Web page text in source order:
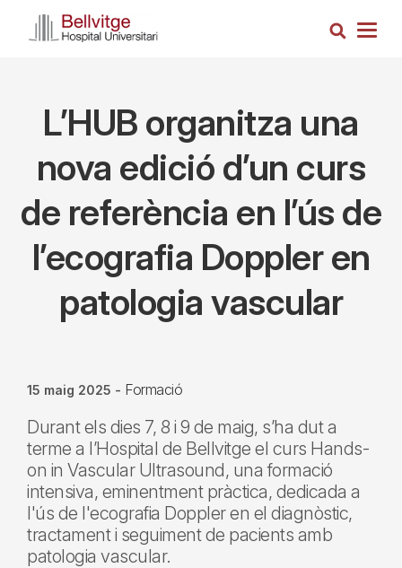
Cerca
L’HUB organitza una
nova edició d’un curs
de referència en l’ús de
l’ecografia Doppler en
patologia vascular
15 maig 2025 - Formació
Durant els dies 7, 8 i 9 de maig, s’ha dut a
terme a l’Hospital de Bellvitge el curs Hands-
on in Vascular Ultrasound, una formació
intensiva, eminentment pràctica, dedicada a
l'ús de l'ecografia Doppler en el diagnòstic,
tractament i seguiment de pacients amb
patologia vascular.